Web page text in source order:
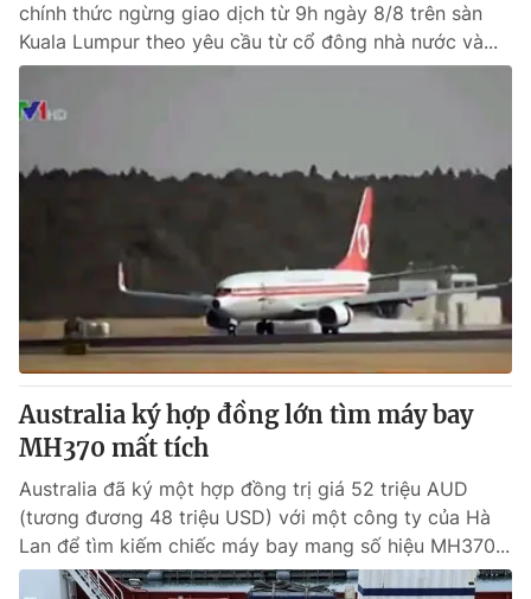
chính thức ngừng giao dịch từ 9h ngày 8/8 trên sàn
Kuala Lumpur theo yêu cầu từ cổ đông nhà nước và...
Australia ký hợp đồng lớn tìm máy bay
MH370 mất tích
Australia đã ký một hợp đồng trị giá 52 triệu AUD
(tương đương 48 triệu USD) với một công ty của Hà
Lan để tìm kiếm chiếc máy bay mang số hiệu MH370...